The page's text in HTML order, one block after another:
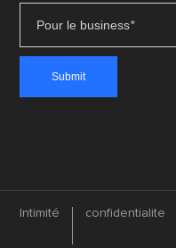
Pour le business*
Intimité confidentialite